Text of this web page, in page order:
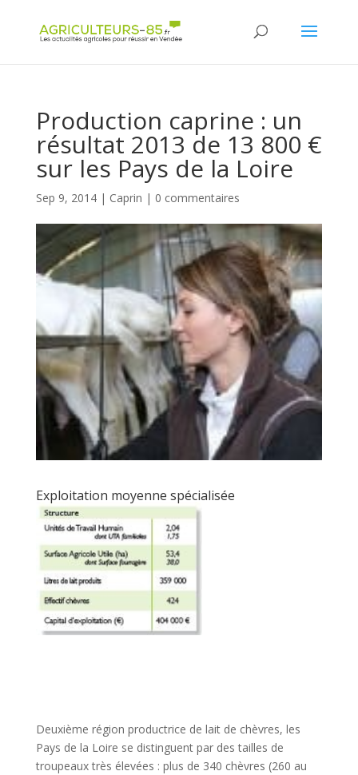
Production caprine : un
résultat 2013 de 13 800 €
sur les Pays de la Loire
Sep 9, 2014| Caprin | 0 commentaires
Exploitation moyenne spécialisée
Deuxième région productrice de lait de chèvres, les
Pays de la Loire se distinguent par des tailles de
troupeaux très élevées : plus de 340 chèvres (260 au